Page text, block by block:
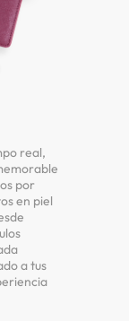
real,
por
en piel
a tus